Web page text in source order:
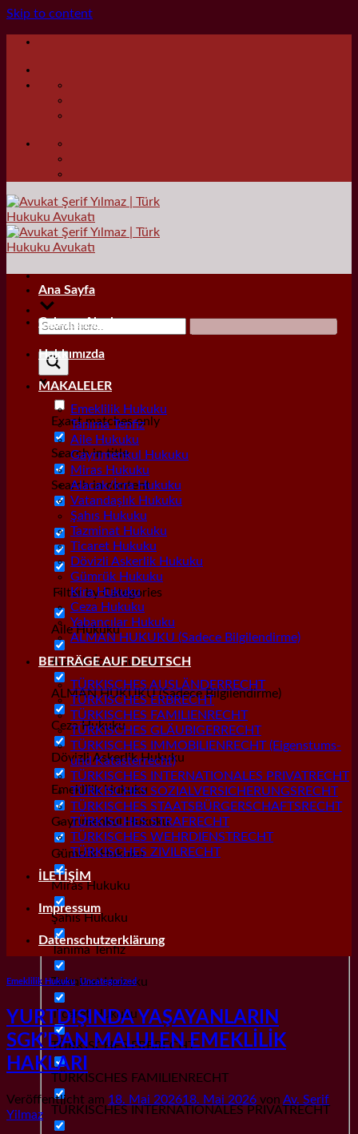
Skip to content
Exact matches only
Search in title
Search in content
Filter by Categories
Aile Hukuku
Alacak/İcra Hukuku
ALMAN HUKUKU (Sadece Bilgilendirme)
Ceza Hukuku
Dövizli Askerlik Hukuku
Emeklilik Hukuku
Gayrımenkul Hukuku
Gümrük Hukuku
Miras Hukuku
Şahıs Hukuku
Tanıma Tenfiz
Tazminat Hukuku
Ticaret Hukuku
TÜRKISCHES ERBRECHT
TÜRKISCHES FAMILIENRECHT
TÜRKISCHES INTERNATIONALES PRIVATRECHT
Ana Sayfa
Çalışma Alanları
Hakkımızda
MAKALELER
Emeklilik Hukuku
Tanıma Tenfiz
Aile Hukuku
Gayrımenkul Hukuku
Miras Hukuku
Alacak/İcra Hukuku
Vatandaşlık Hukuku
Şahıs Hukuku
Tazminat Hukuku
Ticaret Hukuku
Dövizli Askerlik Hukuku
Gümrük Hukuku
Kira Hukuku
Ceza Hukuku
Yabancılar Hukuku
ALMAN HUKUKU (Sadece Bilgilendirme)
BEITRÄGE AUF DEUTSCH
TÜRKISCHES AUSLÄNDERRECHT
TÜRKISCHES ERBRECHT
TÜRKISCHES FAMILIENRECHT
TÜRKISCHES GLÄUBIGERRECHT
TÜRKISCHES IMMOBILIENRECHT (Eigenstums-
und Katasterrecht)
TÜRKISCHES INTERNATIONALES PRIVATRECHT
TÜRKISCHES SOZIALVERSICHERUNGSRECHT
TÜRKISCHES STAATSBÜRGERSCHAFTSRECHT
TÜRKISCHES STRAFRECHT
TÜRKISCHES WEHRDIENSTRECHT
TÜRKISCHES ZIVILRECHT
İLETİŞİM
Impressum
Datenschutzerklärung
Emeklilik Hukuku,Uncategorized
YURTDIŞINDA YAŞAYANLARIN
SGK’DAN MALULEN EMEKLİLİK
HAKLARI
Veröffentlicht am 18. Mai 202618. Mai 2026 von Av. Serif
Yilmaz